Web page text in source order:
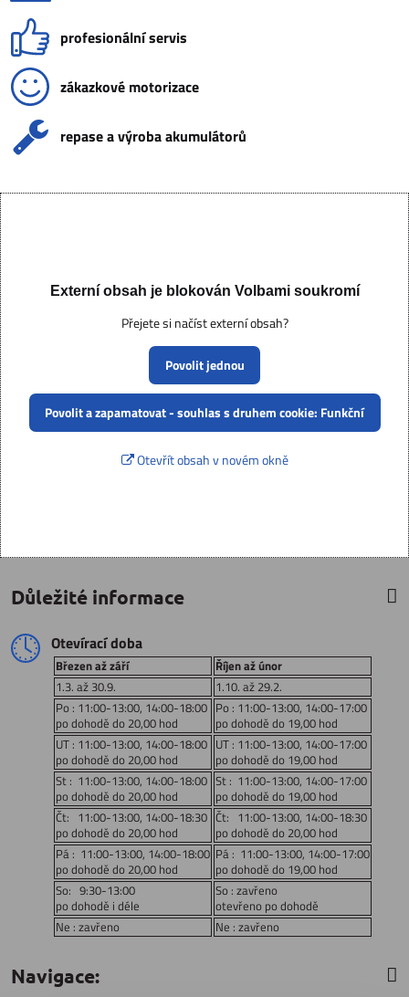
profesionální servis
zákazkové motorizace
repase a výroba akumulátorů
Externí obsah je blokován Volbami soukromí
Přejete si načíst externí obsah?
Povolit jednou
Povolit a zapamatovat - souhlas s druhem cookie: Funkční
Otevřít obsah v novém okně
Důležité informace
Otevírací doba
Březen až září
Říjen až únor
1.3. až 30.9.
1.10. až 29.2.
Po : 11:00-13:00, 14:00-18:00
po dohodě do 20,00 hod
Po : 11:00-13:00, 14:00-17:00
po dohodě do 19,00 hod
UT : 11:00-13:00, 14:00-18:00
po dohodě do 20,00 hod
UT : 11:00-13:00, 14:00-17:00
po dohodě do 19,00 hod
St : 11:00-13:00, 14:00-18:00
po dohodě do 20,00 hod
St : 11:00-13:00, 14:00-17:00
po dohodě do 19,00 hod
Čt: 11:00-13:00, 14:00-18:30
po dohodě do 20,00 hod
Čt: 11:00-13:00, 14:00-18:30
po dohodě do 20,00 hod
Pá : 11:00-13:00, 14:00-18:00
po dohodě do 20,00 hod
Pá : 11:00-13:00, 14:00-17:00
po dohodě do 19,00 hod
So: 9:30-13:00
po dohodě i déle
So : zavřeno
otevřeno po dohodě
Ne : zavřeno
Ne : zavřeno
Navigace: